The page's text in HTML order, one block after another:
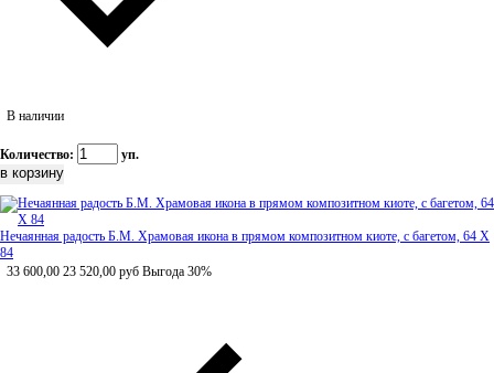
В наличии
Количество: уп.
Нечаянная радость Б.М. Храмовая икона в прямом композитном киоте, с багетом, 64 Х
84
33 600,00 23 520,00 руб Выгода 30%